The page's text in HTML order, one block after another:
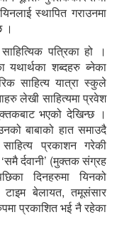
स्थापित गराउनमा
।
पत्रिका हो ।
यथार्थका शब्दहरु ब्नेका
साहित्य यात्रा स्कुले
लेखी साहित्यमा प्रवेश
भएको देखिन्छ ।
बाबाको हात समाउदै
प्रकाशन गरेकी
र्दवानी’ (मुक्तक संग्रह
दिनहरुमा यिनको
टाइम बेलायत, तमूसंसार
प्रकाशित भई नै रहेका